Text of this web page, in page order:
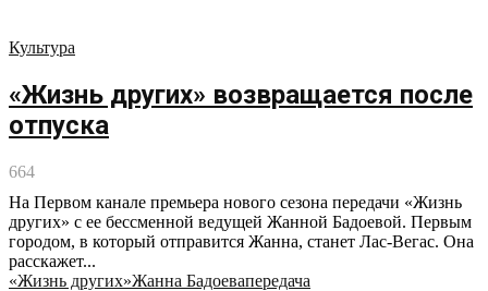
Культура
«Жизнь других» возвращается после
отпуска
664
На Первом канале премьера нового сезона передачи «Жизнь
других» с ее бессменной ведущей Жанной Бадоевой. Первым
городом, в который отправится Жанна, станет Лас-Вегас. Она
расскажет...
«Жизнь других»Жанна Бадоевапередача